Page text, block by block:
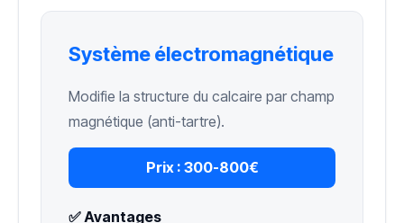
Système électromagnétique
Modifie la structure du calcaire par champ
magnétique (anti-tartre).
Prix : 300-800€
✅ Avantages